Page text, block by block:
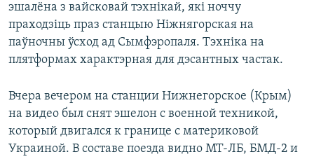
эшалёна з вайсковай тэхнікай, які ноччу
праходзіць праз станцыю Ніжнягорская на
паўночны ўсход ад Сымфэропаля. Тэхніка на
плятформах характэрная для дэсантных частак.
Вчера вечером на станции Нижнегорское (Крым)
на видео был снят эшелон с военной техникой,
который двигался к границе с материковой
Украиной. В составе поезда видно МТ-ЛБ, БМД-2 и